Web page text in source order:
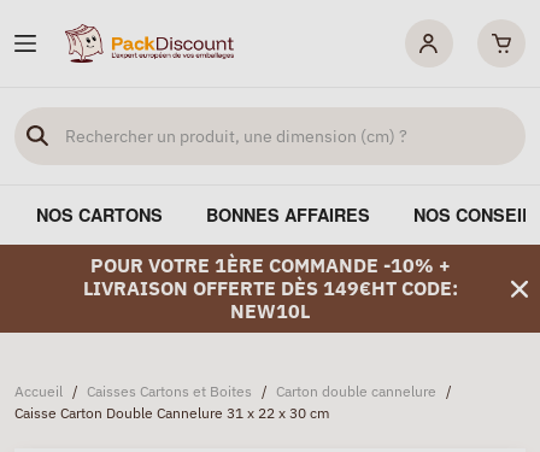
NOS CARTONS BONNES AFFAIRES NOS
POUR VOTRE 1ÈRE COMMANDE -10% +
LIVRAISON OFFERTE DÈS 149€HT CODE:
NEW10L
Accueil / Caisses Cartons et Boites / Carton double cannelure /
Caisse Carton Double Cannelure 31 x 22 x 30 cm